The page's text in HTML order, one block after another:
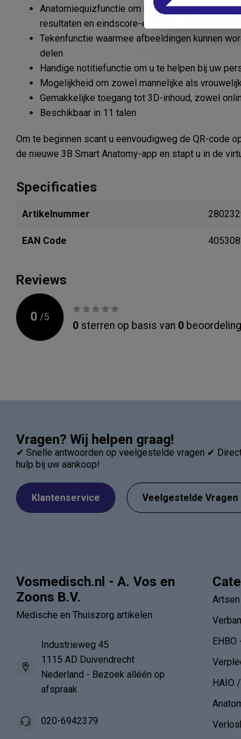
Anatomiequizfunctie om uw anatomische
resultaten en eindscore-evaluatie
Tekenfunctie waarmee afbeeldingen kunnen
delen
Handige notitiefunctie om u te helpen bij uw
Mogelijkheid om zowel mannelijke als
Gemakkelijke toegang tot 3D-inhoud, zowel
Beschikbaar in 11 talen
Om te beginnen scant u eenvoudigweg de QR-code
de nieuwe 3B Smart Anatomy-app en stapt u in de
Specificaties
Artikelnummer
EAN Code
Reviews
0 /5
0 sterren op basis van 0
Vragen? Wij helpen graag!
✔ Snelle antwoorden op veelgestelde vragen ✔
hulp bij uw aankoop!
Klantenservice Veelgestelde Vragen
Vosmedisch.nl - A. Vos en
Zoons B.V.
Medische en Thuiszorg artikelen
Industrieweg 45
1115 AD Duivendrecht
Nederland - Bezoek alléén op
afspraak
020-6942379
Artsen
EHBO
HAIO